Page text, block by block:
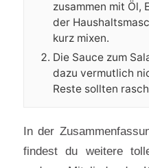
zusammen mit Öl,
der
kurz mixen.
Die Sauce zum
dazu vermutlich
Reste sollten
In der
findest du weitere